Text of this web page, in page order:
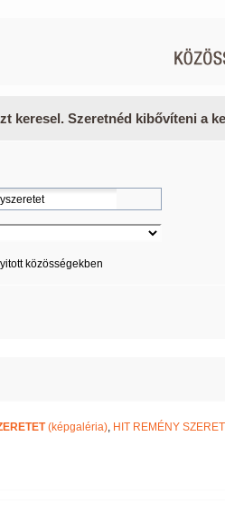
keresel. Szeretnéd kibővíteni a
közösségekben
(képgaléria), HIT REMÉNY